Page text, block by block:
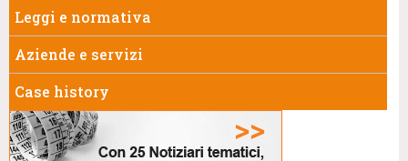
Leggi e normativa
Aziende e servizi
Case history